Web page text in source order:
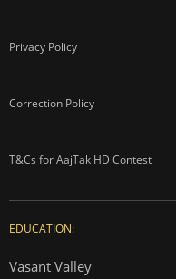
Privacy Policy
Correction Policy
T&Cs for AajTak HD Contest
EDUCATION:
Vasant Valley